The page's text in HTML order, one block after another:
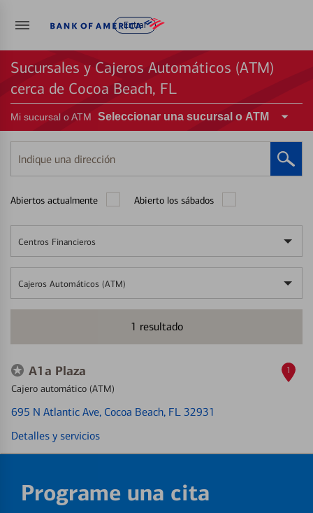
Entrar
Sucursales y Cajeros Automáticos (ATM)
cerca de Cocoa Beach, FL
Mi sucursal o ATM Seleccionar una sucursal o ATM
Indique
una
Abiertos actualmente Abierto los sábados
Centros Financieros
Cajeros Automáticos (ATM)
1 resultado
A1a Plaza
Cajero automático (ATM)
695 N Atlantic Ave, Cocoa Beach, FL 32931
Detalles y servicios
1
Programe una cita